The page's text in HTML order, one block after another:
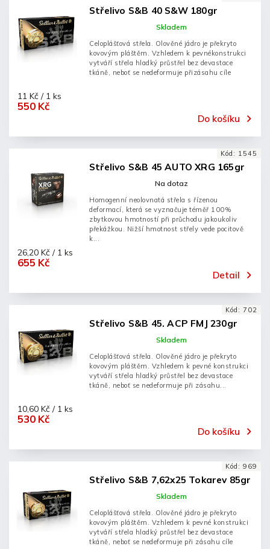
Střelivo S&B 40 S&W 180gr
Skladem
550 Kč
11 Kč / 1 ks
Do košíku
Celoplášťová střela. Olověné jádro je překryto
kovovým pláštěm. Vzhledem k pevnékonstrukci
vytváří střela hladký průstřel bez devastace
tkáně, neboť se nedeformuje přizásahu cíle
Střelivo S&B 45 AUTO XRG 165gr
Na dotaz
655 Kč
26,20 Kč / 1 ks
Detail
Homogenní neolovnatá střela s řízenou
deformací, která se vyznačuje téměř 100%
zbytkovou hmotností při průchodu jakoukoliv
překážkou. Nižší hmotnost střely vede pocitově
k...
Kód: 1545
Střelivo S&B 45. ACP FMJ 230gr
Skladem
530 Kč
10,60 Kč / 1 ks
Do košíku
Celoplášťová střela. Olověné jádro je překryto
kovovým pláštěm. Vzhledem k pevné konstrukci
vytváří střela hladký průstřel bez devastace
tkáně, neboť se nedeformuje při zásahu...
Kód: 702
Střelivo S&B 7,62x25 Tokarev 85gr
Skladem
Celoplášťová střela. Olověné jádro je překryto
kovovým pláštěm. Vzhledem k pevné konstrukci
vytváří střela hladký průstřel bez devastace
tkáně, neboť se nedeformuje při zásahu cíle
Kód: 969